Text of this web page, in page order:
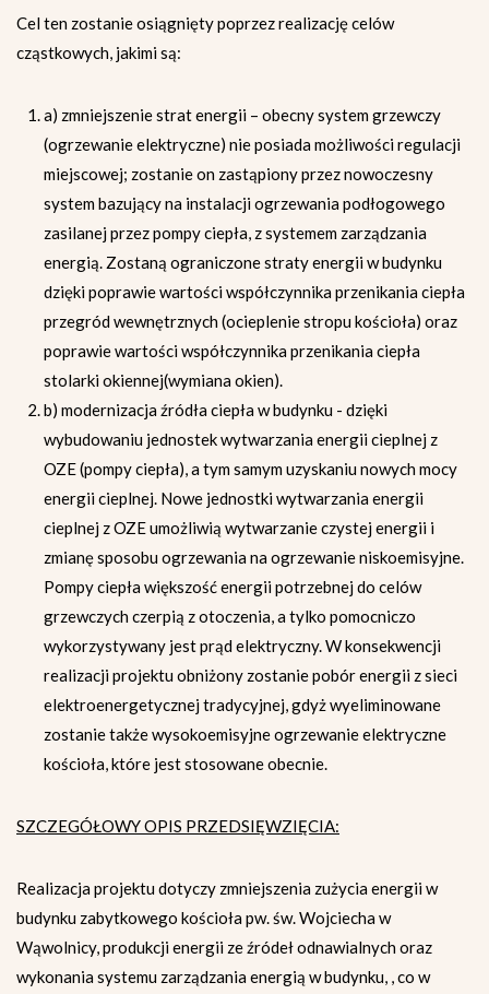
Cel ten zostanie osiągnięty poprzez realizację celów
cząstkowych, jakimi są:
a) zmniejszenie strat energii – obecny system grzewczy
(ogrzewanie elektryczne) nie posiada możliwości regulacji
miejscowej; zostanie on zastąpiony przez nowoczesny
system bazujący na instalacji ogrzewania podłogowego
zasilanej przez pompy ciepła, z systemem zarządzania
energią. Zostaną ograniczone straty energii w budynku
dzięki poprawie wartości współczynnika przenikania ciepła
przegród wewnętrznych (ocieplenie stropu kościoła) oraz
poprawie wartości współczynnika przenikania ciepła
stolarki okiennej(wymiana okien).
b) modernizacja źródła ciepła w budynku - dzięki
wybudowaniu jednostek wytwarzania energii cieplnej z
OZE (pompy ciepła), a tym samym uzyskaniu nowych mocy
energii cieplnej. Nowe jednostki wytwarzania energii
cieplnej z OZE umożliwią wytwarzanie czystej energii i
zmianę sposobu ogrzewania na ogrzewanie niskoemisyjne.
Pompy ciepła większość energii potrzebnej do celów
grzewczych czerpią z otoczenia, a tylko pomocniczo
wykorzystywany jest prąd elektryczny. W konsekwencji
realizacji projektu obniżony zostanie pobór energii z sieci
elektroenergetycznej tradycyjnej, gdyż wyeliminowane
zostanie także wysokoemisyjne ogrzewanie elektryczne
kościoła, które jest stosowane obecnie.
SZCZEGÓŁOWY OPIS PRZEDSIĘWZIĘCIA:
Realizacja projektu dotyczy zmniejszenia zużycia energii w
budynku zabytkowego kościoła pw. św. Wojciecha w
Wąwolnicy, produkcji energii ze źródeł odnawialnych oraz
wykonania systemu zarządzania energią w budynku, , co w